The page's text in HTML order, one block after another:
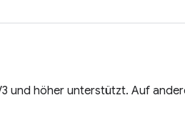
und höher unterstützt. Auf